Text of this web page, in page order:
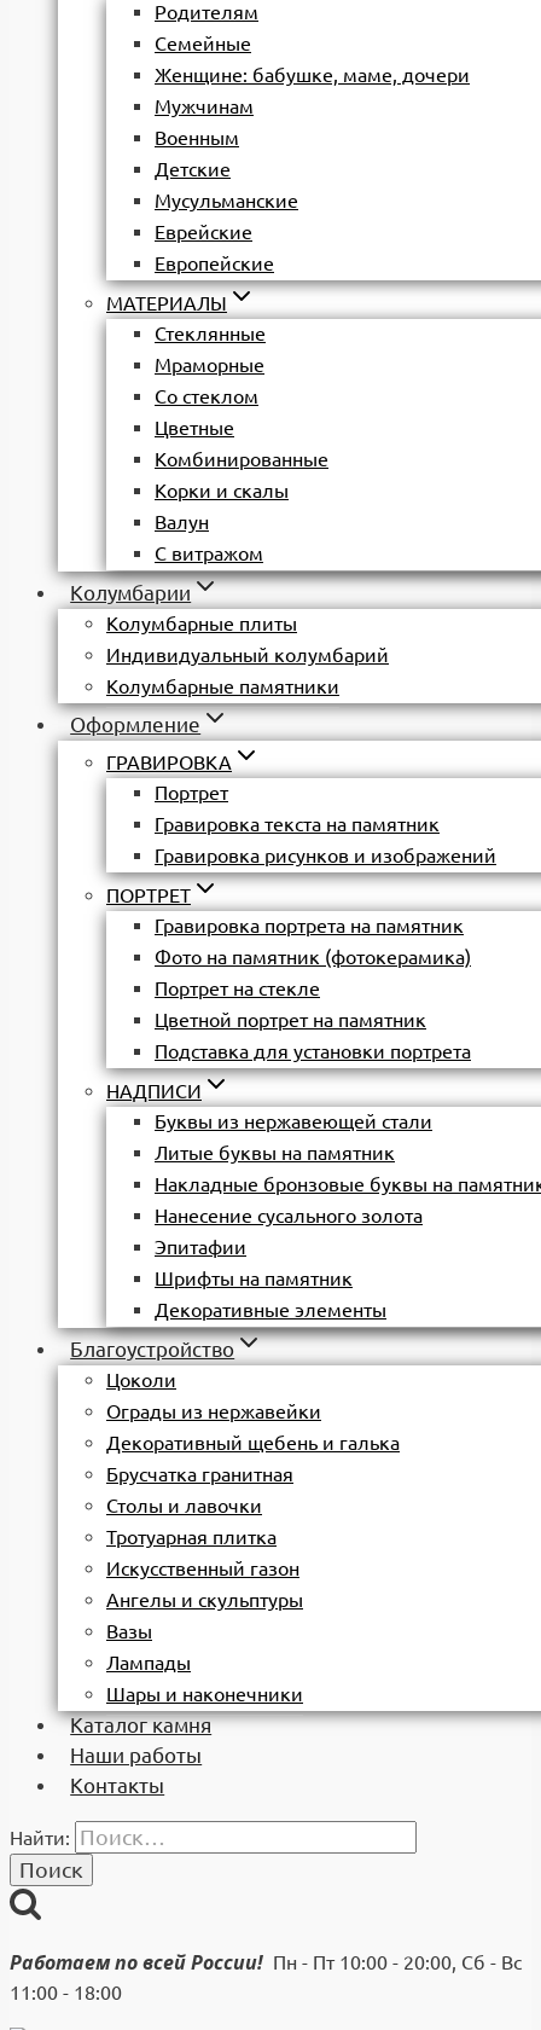
Родителям
Семейные
Женщине: бабушке, маме, дочери
Мужчинам
Военным
Детские
Мусульманские
Еврейские
Европейские
МАТЕРИАЛЫ
Стеклянные
Мраморные
Со стеклом
Цветные
Комбинированные
Корки и скалы
Валун
С витражом
Колумбарии
Колумбарные плиты
Индивидуальный колумбарий
Колумбарные памятники
Оформление
ГРАВИРОВКА
Портрет
Гравировка текста на памятник
Гравировка рисунков и изображений
ПОРТРЕТ
Гравировка портрета на памятник
Фото на памятник (фотокерамика)
Портрет на стекле
Цветной портрет на памятник
Подставка для установки портрета
НАДПИСИ
Буквы из нержавеющей стали
Литые буквы на памятник
Накладные бронзовые буквы на
Нанесение сусального золота
Эпитафии
Шрифты на памятник
Декоративные элементы
Благоустройство
Цоколи
Ограды из нержавейки
Декоративный щебень и галька
Брусчатка гранитная
Столы и лавочки
Тротуарная плитка
Искусственный газон
Ангелы и скульптуры
Вазы
Лампады
Шары и наконечники
Каталог камня
Наши работы
Контакты
Найти:
Работаем по всей России! Пн - Пт 10:00 - 20:00, Сб - Вс
11:00 - 18:00